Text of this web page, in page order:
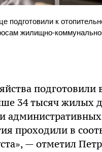
к
жилищно-
34 тысяч жилых
проходили в
— отметил